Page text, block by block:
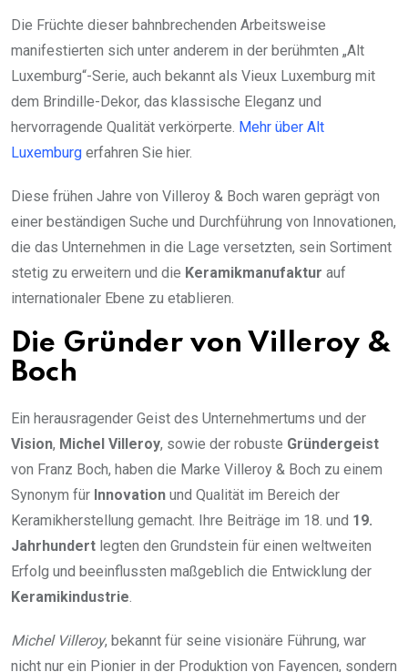
Die Früchte dieser bahnbrechenden Arbeitsweise
manifestierten sich unter anderem in der berühmten „Alt
Luxemburg“-Serie, auch bekannt als Vieux Luxemburg mit
dem Brindille-Dekor, das klassische Eleganz und
hervorragende Qualität verkörperte. Mehr über Alt
Luxemburg erfahren Sie hier.
Diese frühen Jahre von Villeroy & Boch waren geprägt von
einer beständigen Suche und Durchführung von Innovationen,
die das Unternehmen in die Lage versetzten, sein Sortiment
stetig zu erweitern und die Keramikmanufaktur auf
internationaler Ebene zu etablieren.
Die Gründer von Villeroy &
Boch
Ein herausragender Geist des Unternehmertums und der
Vision, Michel Villeroy, sowie der robuste Gründergeist
von Franz Boch, haben die Marke Villeroy & Boch zu einem
Synonym für Innovation und Qualität im Bereich der
Keramikherstellung gemacht. Ihre Beiträge im 18. und 19.
Jahrhundert legten den Grundstein für einen weltweiten
Erfolg und beeinflussten maßgeblich die Entwicklung der
Keramikindustrie.
Michel Villeroy, bekannt für seine visionäre Führung, war
nicht nur ein Pionier in der Produktion von Fayencen, sondern